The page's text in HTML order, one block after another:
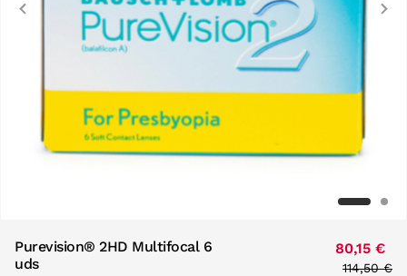
Previous
Purevision® 2HD Multifocal 6
uds
80,15 €
Price
114,50 €to